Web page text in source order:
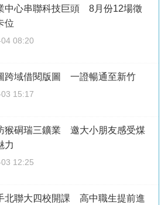
中心串聯科技巨頭 8月份12場徵
位
08:20
跨域借閱版圖 一證暢通至新竹
15:17
猴硐瑞三鑛業 邀大小朋友感受煤
力
12:25
北聯大四校開課 高中職生提前進